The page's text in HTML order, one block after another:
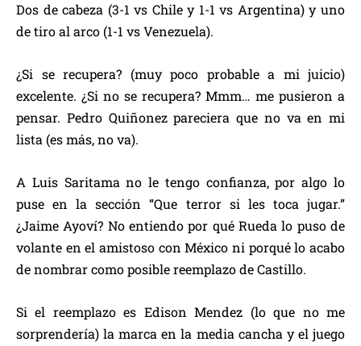
Dos de cabeza (3-1 vs Chile y 1-1 vs Argentina) y uno
de tiro al arco (1-1 vs Venezuela).
¿Si se recupera? (muy poco probable a mi juicio)
excelente. ¿Si no se recupera? Mmm… me pusieron a
pensar. Pedro Quiñonez pareciera que no va en mi
lista (es más, no va).
A Luis Saritama no le tengo confianza, por algo lo
puse en la sección “Que terror si les toca jugar.”
¿Jaime Ayoví? No entiendo por qué Rueda lo puso de
volante en el amistoso con México ni porqué lo acabo
de nombrar como posible reemplazo de Castillo.
Si el reemplazo es Edison Mendez (lo que no me
sorprendería) la marca en la media cancha y el juego